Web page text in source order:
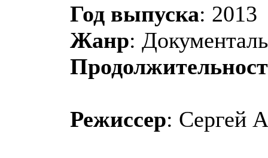
Год выпуска: 2013
Жанр:
Режиссер: Сергей